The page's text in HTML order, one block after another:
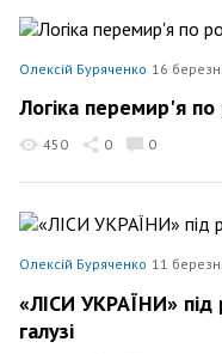
Олексій Буряченко 16
Логіка перемир'я по
450 0 0
Олексій Буряченко 11
«ЛІСИ УКРАЇНИ» під
галузі